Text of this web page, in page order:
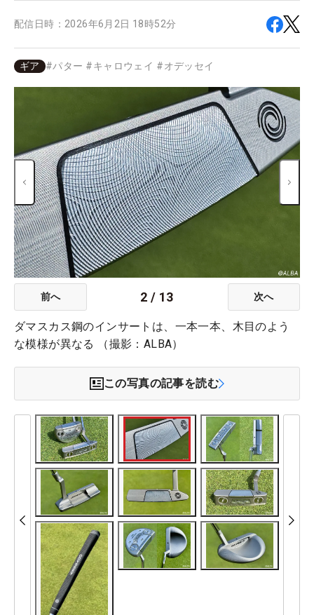
配信日時： 2026年6月2日 18時52分
ギア #パター #キャロウェイ #オデッセイ
前へ 2 / 13 次へ
ダマスカス鋼のインサートは、一本一本、木目のよう
な模様が異なる （撮影：ALBA）
この写真の記事を読む